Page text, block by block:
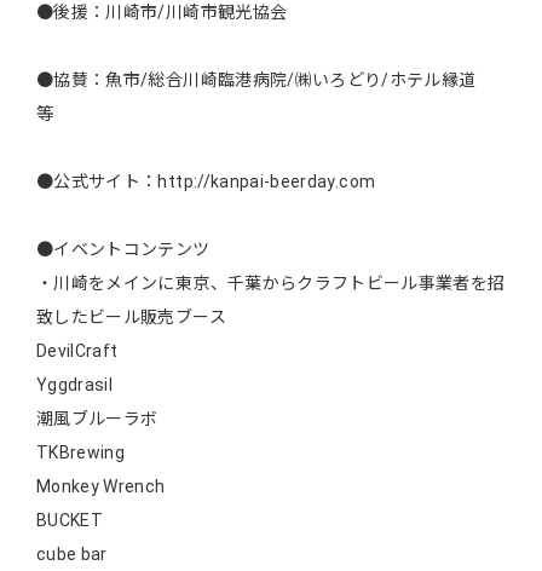
●後援：川崎市/川崎市観光協会
●協賛：魚市/総合川崎臨港病院/㈱いろどり/ホテル縁道
等
●公式サイト：http://kanpai-beerday.com
●イベントコンテンツ
・川崎をメインに東京、千葉からクラフトビール事業者を招
致したビール販売ブース
DevilCraft
Yggdrasil
潮風ブルーラボ
TKBrewing
Monkey Wrench
BUCKET
cube bar